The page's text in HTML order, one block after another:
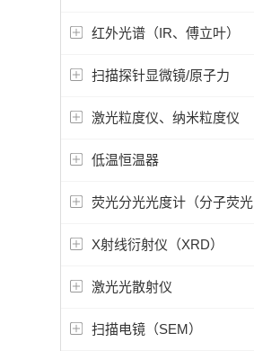
红外光谱（IR、傅立叶）
扫描探针显微镜/原子力
激光粒度仪、纳米粒度仪
低温恒温器
荧光分光光度计（分子荧光
X射线衍射仪（XRD）
激光光散射仪
扫描电镜（SEM）